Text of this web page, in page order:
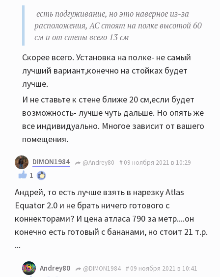
есть подгуживание, но это наверное из-за
расположения, АС стоят на полке высотой 60
см и от стены всего 13 см
Скорее всего. Установка на полке- не самый
лучший вариант,конечно на стойках будет
лучше.
И не ставьте к стене ближе 20 см,если будет
возможность- лучше чуть дальше. Но опять же
все индивидуально. Многое зависит от вашего
помещения.
DIMON1984 @Andrey80 09 ноября 2021 в 10:29
1
Андрей, то есть лучше взять в нарезку Atlas
Equator 2.0 и не брать ничего готового с
коннекторами? И цена атласа 790 за метр....он
конечно есть готовый с бананами, но стоит 21 т.р.
...
Andrey80 @DIMON1984 09 ноября 2021 в 10:41